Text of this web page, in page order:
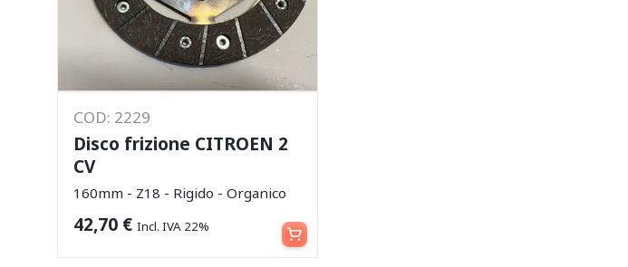
COD: 2229
Disco frizione CITROEN 2
CV
160mm - Z18 - Rigido - Organico
42,70 € Incl. IVA 22% Aggiungi al carrello